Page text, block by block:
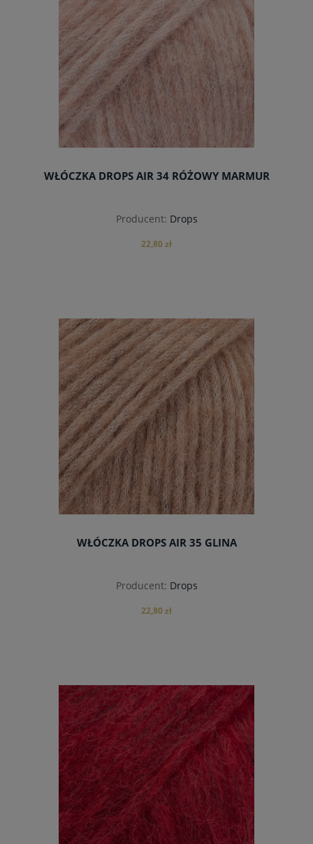
WŁÓCZKA DROPS AIR 34 RÓŻOWY MARMUR
Producent: Drops
22,80 zł
do koszyka
WŁÓCZKA DROPS AIR 35 GLINA
Producent: Drops
22,80 zł
do koszyka